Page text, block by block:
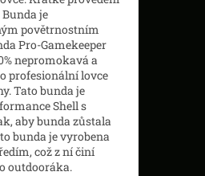
je
povětrnostním
Pro-Gamekeeper
nepromokavá a
profesionální lovce
Tato bunda je
Shell s
aby bunda zůstala
bunda je vyrobena
což z ní činí
outdooráka.